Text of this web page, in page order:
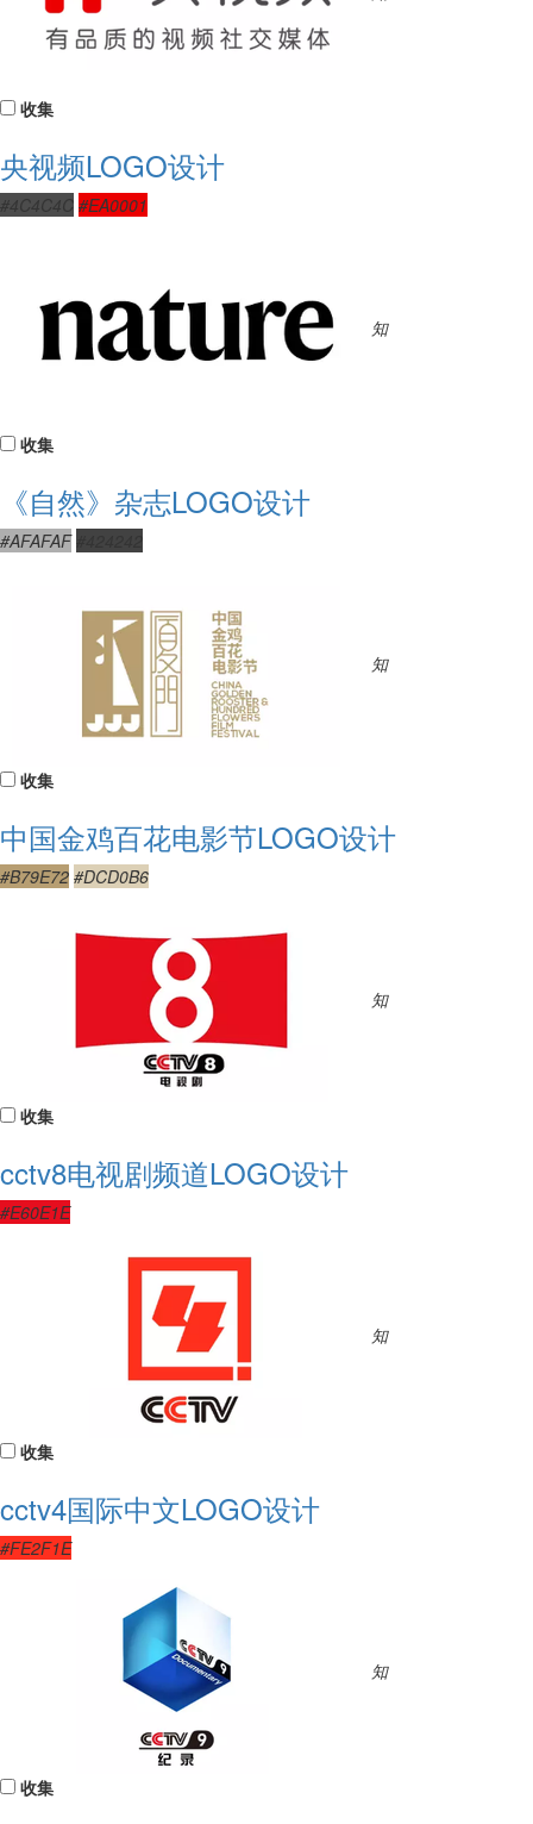
收集
央视频LOGO设计
#4C4C4C #EA0001
知
收集
《自然》杂志LOGO设计
#AFAFAF
知
收集
中国金鸡百花电影节LOGO设计
#B79E72 #DCD0B6
知
收集
cctv8电视剧频道LOGO设计
#E60E1E
知
收集
cctv4国际中文LOGO设计
#FE2F1E
知
收集